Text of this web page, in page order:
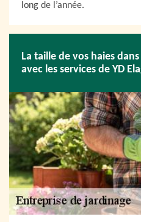
long de l’année.
La taille de vos haies
avec les services de YD